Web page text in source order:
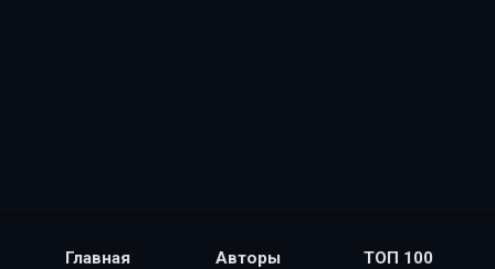
Главная Авторы
ТОП 100